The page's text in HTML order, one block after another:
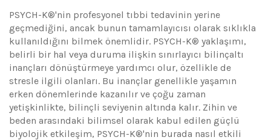
PSYCH-K®'nin profesyonel tıbbi tedavinin yerine
geçmediğini, ancak bunun tamamlayıcısı olarak sıklıkla
kullanıldığını bilmek önemlidir. PSYCH-K® yaklaşımı,
belirli bir hal veya duruma ilişkin sınırlayıcı bilinçaltı
inançları dönüştürmeye yardımcı olur, özellikle de
stresle ilgili olanları. Bu inançlar genellikle yaşamın
erken dönemlerinde kazanılır ve çoğu zaman
yetişkinlikte, bilinçli seviyenin altında kalır. Zihin ve
beden arasındaki bilimsel olarak kabul edilen güçlü
biyolojik etkileşim, PSYCH-K®'nin burada nasıl etkili